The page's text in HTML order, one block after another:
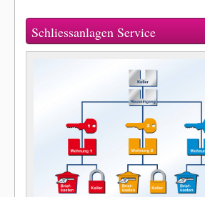
Schliessanlagen Service